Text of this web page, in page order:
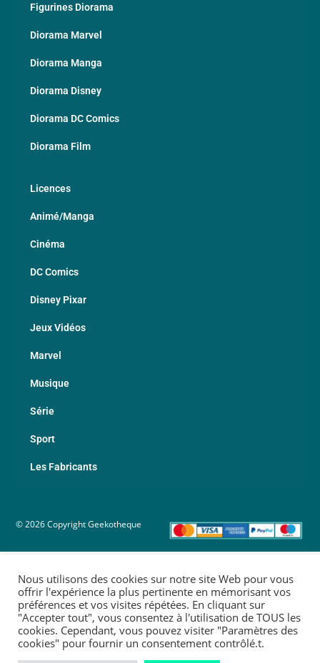
Figurines Diorama
Diorama Marvel
Diorama Manga
Diorama Disney
Diorama DC Comics
Diorama Film
Licences
Animé/Manga
Cinéma
DC Comics
Disney Pixar
Jeux Vidéos
Marvel
Musique
Série
Sport
Les Fabricants
© 2026 Copyright Geekotheque
Nous utilisons des cookies sur notre site Web pour vous
offrir l'expérience la plus pertinente en mémorisant vos
préférences et vos visites répétées. En cliquant sur
"Accepter tout", vous consentez à l'utilisation de TOUS les
cookies. Cependant, vous pouvez visiter "Paramètres des
cookies" pour fournir un consentement contrôlé.t.